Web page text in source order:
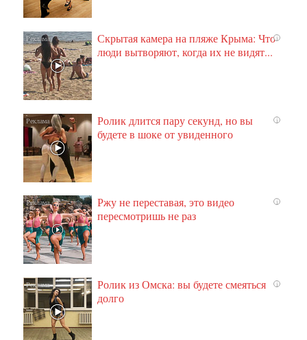
i
Скрытая камера на пляже Крыма: Что
люди вытворяют, когда их не видят...
i
Ролик длится пару секунд, но вы
будете в шоке от увиденного
i
Ржу не переставая, это видео
пересмотришь не раз
i
Ролик из Омска: вы будете смеяться
долго